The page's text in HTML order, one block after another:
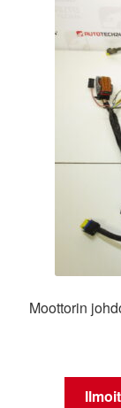
Moottorin